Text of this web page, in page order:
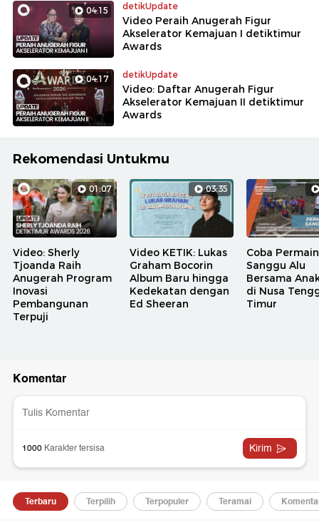
04:15 detikUpdate
Video Peraih Anugerah Figur
Akselerator Kemajuan I detiktimur
Awards
04:17 detikUpdate
Video: Daftar Anugerah Figur
Akselerator Kemajuan II detiktimur
Awards
Rekomendasi Untukmu
01:07
Video: Sherly
Tjoanda Raih
Anugerah Program
Inovasi
Pembangunan
Terpuji
03:35
Video KETIK: Lukas
Graham Bocorin
Album Baru hingga
Kedekatan dengan
Ed Sheeran
Coba
Sanggu Alu
Bersama
di Nusa
Timur